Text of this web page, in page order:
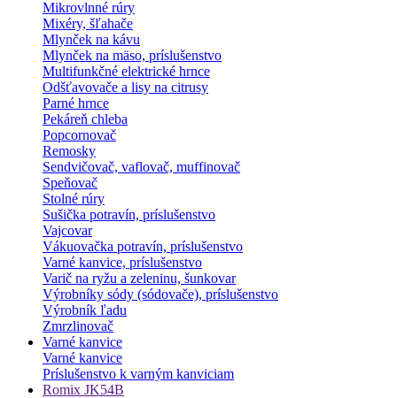
Mikrovlnné rúry
Mixéry, šľahače
Mlynček na kávu
Mlynček na mäso, príslušenstvo
Multifunkčné elektrické hrnce
Odšťavovače a lisy na citrusy
Parné hrnce
Pekáreň chleba
Popcornovač
Remosky
Sendvičovač, vaflovač, muffinovač
Speňovač
Stolné rúry
Sušička potravín, príslušenstvo
Vajcovar
Vákuovačka potravín, príslušenstvo
Varné kanvice, príslušenstvo
Varič na ryžu a zeleninu, šunkovar
Výrobníky sódy (sódovače), príslušenstvo
Výrobník ľadu
Zmrzlinovač
Varné kanvice
Varné kanvice
Príslušenstvo k varným kanviciam
Romix JK54B